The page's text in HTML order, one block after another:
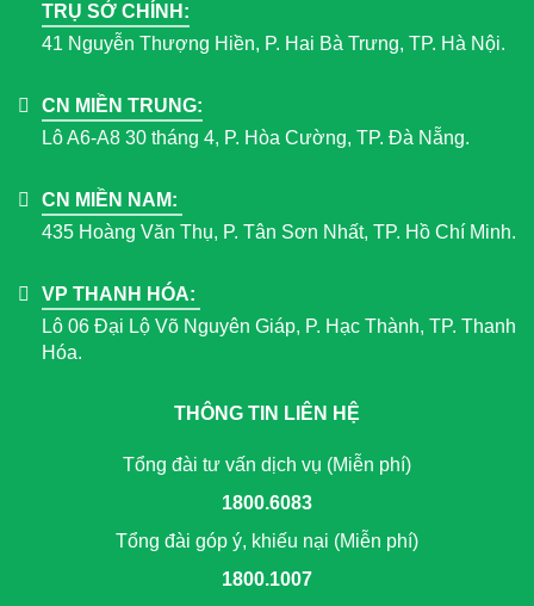
TRỤ SỞ CHÍNH:
41 Nguyễn Thượng Hiền, P. Hai Bà Trưng, TP. Hà Nội.
CN MIỀN TRUNG:
Lô A6-A8 30 tháng 4, P. Hòa Cường, TP. Đà Nẵng.
CN MIỀN NAM:
435 Hoàng Văn Thụ, P. Tân Sơn Nhất, TP. Hồ Chí Minh.
VP THANH HÓA:
Lô 06 Đại Lộ Võ Nguyên Giáp, P. Hạc Thành, TP. Thanh
Hóa.
THÔNG TIN LIÊN HỆ
Tổng đài tư vấn dịch vụ (Miễn phí)
1800.6083
Tổng đài góp ý, khiếu nại (Miễn phí)
1800.1007